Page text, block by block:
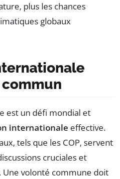
plus les chances
globaux
est un défi mondial et
internationale effective.
tels que les COP, servent
cruciales et
Une volonté commune doit